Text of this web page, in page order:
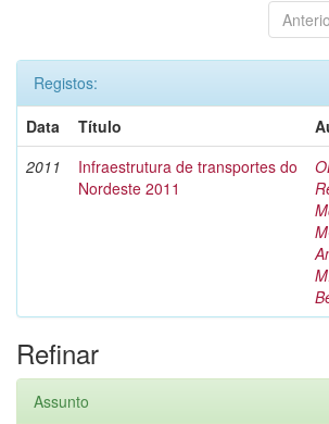
Registos:
Data
Título
2011
Infraestrutura de transportes do
Nordeste 2011
Refinar
Assunto